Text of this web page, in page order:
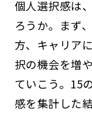
個人選択感は
ろうか。まず
方、キャリア
択の機会を増
ていこう。15
感を集計した